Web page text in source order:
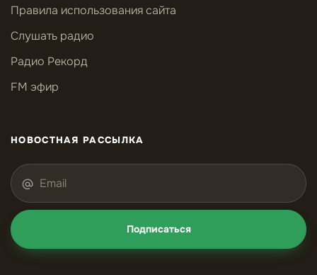
Правила использования сайта
Слушать радио
Радио Рекорд
FM эфир
НОВОСТНАЯ РАССЫЛКА
Подписаться